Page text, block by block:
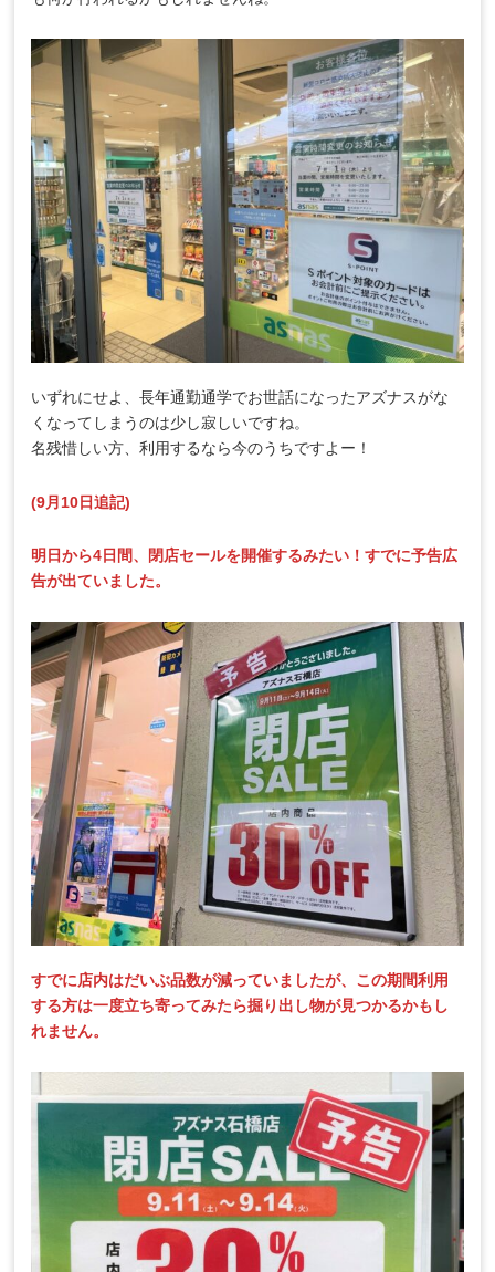
いずれにせよ、長年通勤通学でお世話になったアズナスがな
くなってしまうのは少し寂しいですね。
名残惜しい方、利用するなら今のうちですよー！
(9月10日追記)
明日から4日間、閉店セールを開催するみたい！すでに予告広
告が出ていました。
すでに店内はだいぶ品数が減っていましたが、この期間利用
する方は一度立ち寄ってみたら掘り出し物が見つかるかもし
れません。